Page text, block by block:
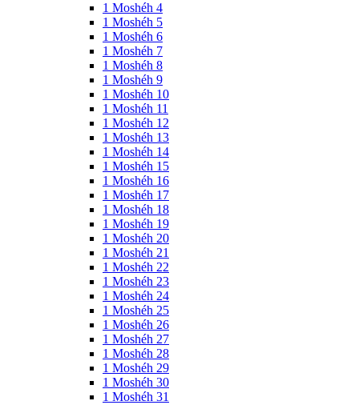
1 Moshéh 4
1 Moshéh 5
1 Moshéh 6
1 Moshéh 7
1 Moshéh 8
1 Moshéh 9
1 Moshéh 10
1 Moshéh 11
1 Moshéh 12
1 Moshéh 13
1 Moshéh 14
1 Moshéh 15
1 Moshéh 16
1 Moshéh 17
1 Moshéh 18
1 Moshéh 19
1 Moshéh 20
1 Moshéh 21
1 Moshéh 22
1 Moshéh 23
1 Moshéh 24
1 Moshéh 25
1 Moshéh 26
1 Moshéh 27
1 Moshéh 28
1 Moshéh 29
1 Moshéh 30
1 Moshéh 31